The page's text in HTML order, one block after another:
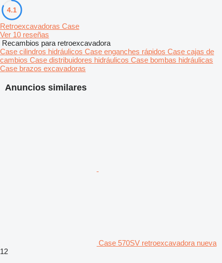
Anuncios similares
Case 570SV retroexcavadora nueva
12
4.1
Retroexcavadoras Case
Ver 10 reseñas
Recambios para retroexcavadora
Case cilindros hidráulicos Case enganches rápidos Case cajas de
cambios Case distribuidores hidráulicos Case bombas hidráulicas
Case brazos excavadoras